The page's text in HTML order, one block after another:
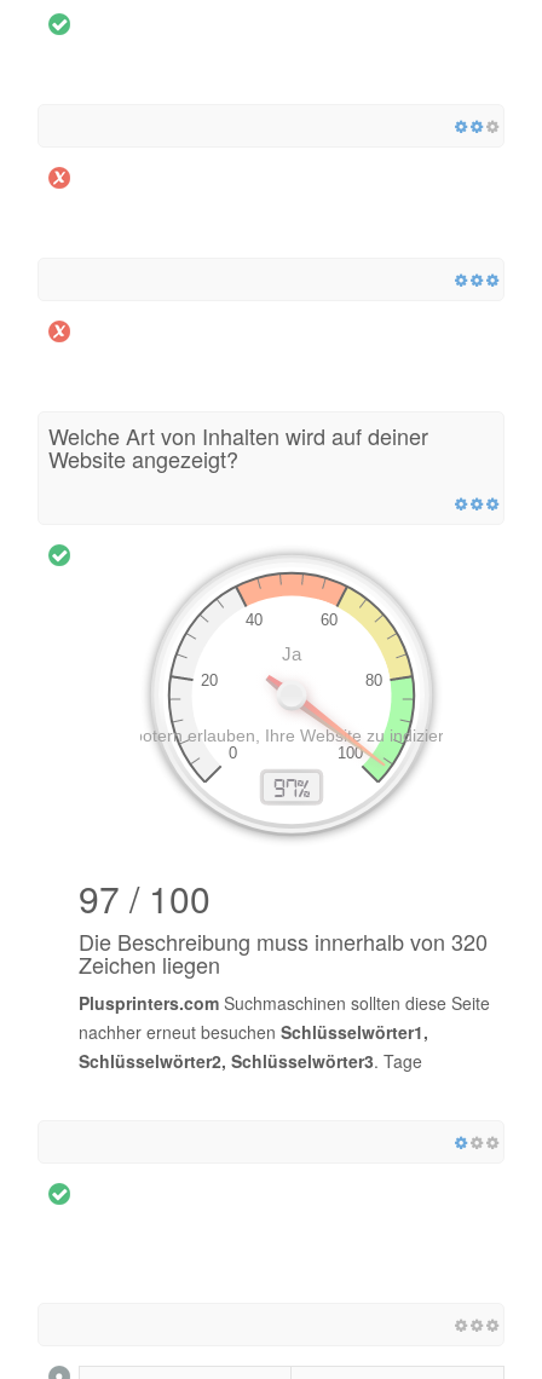
Welche Art von Inhalten wird auf deiner
Website angezeigt?
97 / 100
Die Beschreibung muss innerhalb von 320
Zeichen liegen
Plusprinters.com Suchmaschinen sollten diese Seite
nachher erneut besuchen Schlüsselwörter1,
Schlüsselwörter2, Schlüsselwörter3. Tage